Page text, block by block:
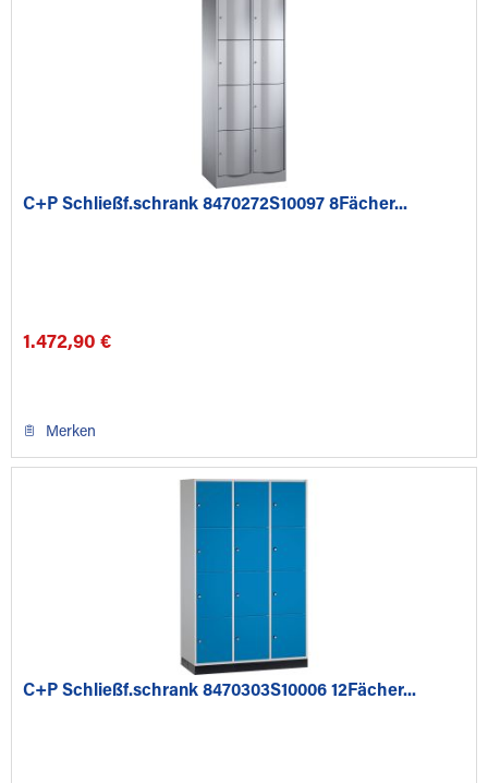
C+P Schließf.schrank 8470272S10097 8Fächer...
1.472,90 €
Merken
C+P Schließf.schrank 8470303S10006 12Fächer...